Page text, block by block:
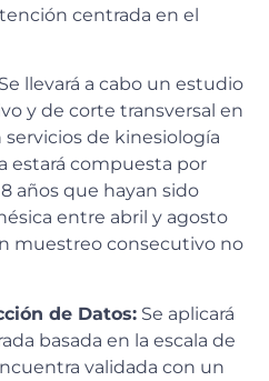
centrada en el
Se llevará a cabo un estudio
y de corte transversal en
de kinesiología
estará compuesta por
años que hayan sido
entre abril y agosto
muestreo consecutivo no
de Datos: Se aplicará
basada en la escala de
validada con un